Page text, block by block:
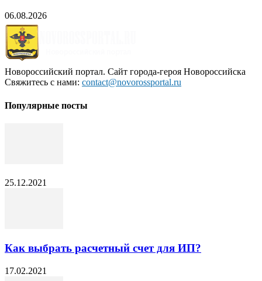
06.08.2026
Новороссийский портал. Сайт города-героя Новороссийска
Свяжитесь с нами: contact@novorossportal.ru
Популярные посты
25.12.2021
Как выбрать расчетный счет для ИП?
17.02.2021